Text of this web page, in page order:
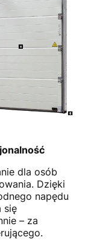
dla osób
Dzięki
napędu
się
– za